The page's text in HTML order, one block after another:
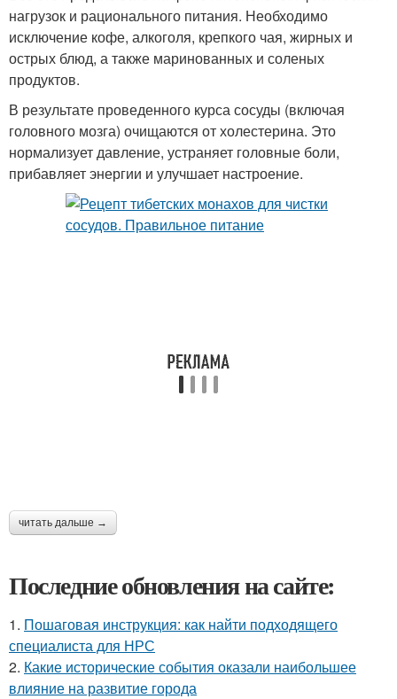
нагрузок и рационального питания. Необходимо
исключение кофе, алкоголя, крепкого чая, жирных и
острых блюд, а также маринованных и соленых
продуктов.
В результате проведенного курса сосуды (включая
головного мозга) очищаются от холестерина. Это
нормализует давление, устраняет головные боли,
прибавляет энергии и улучшает настроение.
читать дальше →
Последние обновления на сайте:
1. Пошаговая инструкция: как найти подходящего
специалиста для НРС
2. Какие исторические события оказали наибольшее
влияние на развитие города